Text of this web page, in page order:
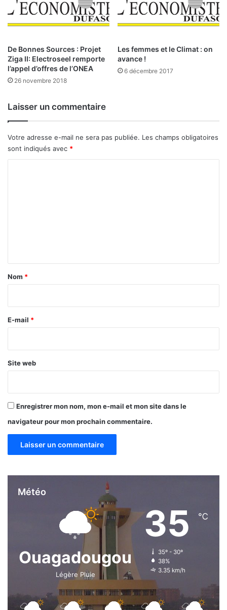
i
c
n
i
s
t
e
n
d
o
i
t
o
r
r
i
d
De Bonnes Sources : Projet
Ziga II: Electroseel remporte
l’appel d’offres de l’ONEA
26 novembre 2018
Les femmes et le Climat : on
avance !
6 décembre 2017
Laisser un commentaire
Votre adresse e-mail ne sera pas publiée. Les champs obligatoires
sont indiqués avec *
a
e
Nom *
E-mail *
Site web
Enregistrer mon nom, mon e-mail et mon site dans le
navigateur pour mon prochain commentaire.
Météo
Ouagadougou
Légère Pluie
35 ℃
35º - 30º
38%
3.35 km/h